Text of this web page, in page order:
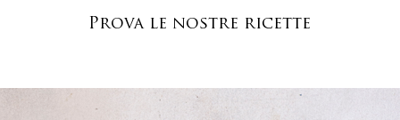
Prova le nostre ricette